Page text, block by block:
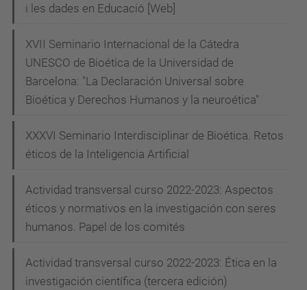
i les dades en Educació [Web]
XVII Seminario Internacional de la Cátedra
UNESCO de Bioética de la Universidad de
Barcelona: "La Declaración Universal sobre
Bioética y Derechos Humanos y la neuroética"
XXXVI Seminario Interdisciplinar de Bioética. Retos
éticos de la Inteligencia Artificial
Actividad transversal curso 2022-2023: Aspectos
éticos y normativos en la investigación con seres
humanos. Papel de los comités
Actividad transversal curso 2022-2023: Ética en la
investigación científica (tercera edición)